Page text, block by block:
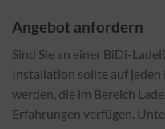
Angebot anfordern
Sind Sie an einer BiDi-
Installation sollte auf
werden, die im Bereich
Erfahrungen verfügen.